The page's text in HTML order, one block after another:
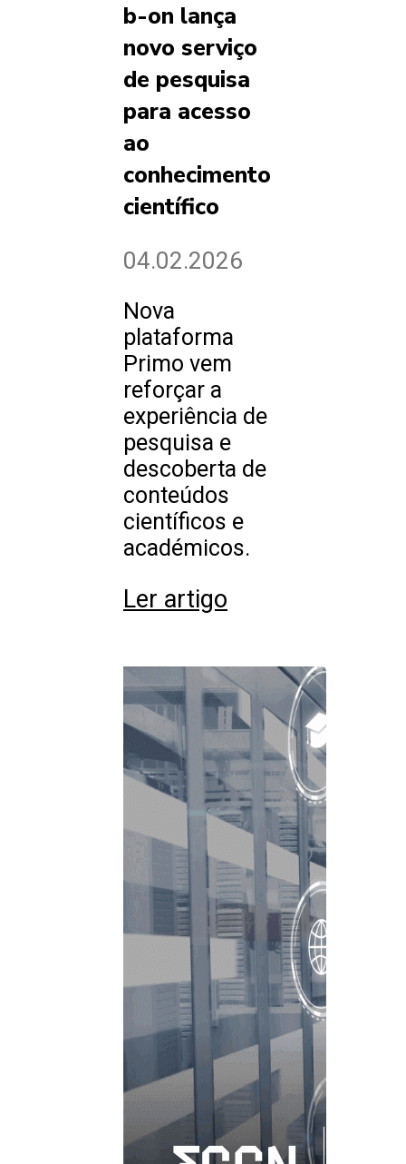
b-on lança
novo serviço
de pesquisa
para acesso
ao
conhecimento
científico
04.02.2026
Nova
plataforma
Primo vem
reforçar a
experiência de
pesquisa e
descoberta de
conteúdos
científicos e
académicos.
Ler artigo